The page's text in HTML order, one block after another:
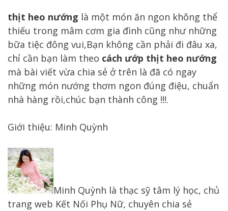
thịt heo nướng là một món ăn ngon không thể
thiếu trong mâm cơm gia đình cũng như những
bữa tiệc đông vui,Bạn không cần phải đi đâu xa,
chỉ cần bạn làm theo cách ướp thịt heo nướng
mà bài viết vừa chia sẻ ở trên là đã có ngay
những món nướng thơm ngon đúng điệu, chuẩn
nhà hàng rồi,chúc bạn thành công !!!.
Giới thiệu: Minh Quỳnh
Minh Quỳnh là thạc sỹ tâm lý học, chủ
trang web Kết Nối Phụ Nữ, chuyên chia sẻ